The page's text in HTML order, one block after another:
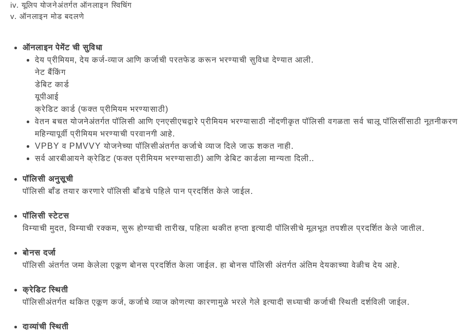
iv. यूलिप योजनेअंतर्गत ऑनलाइन स्विचिंग
v. ऑनलाइन मोड बदलणे
ऑनलाइन पेमेंट ची सुविधा
देय प्रीमियम, देय कर्ज-व्याज आणि कर्जाची परतफेड करून भरण्याची सुविधा देण्यात आली.
नेट बैंकिंग
डेबिट कार्ड
यूपीआई
क्रेडिट कार्ड (फक्त प्रीमियम भरण्यासाठी)
वेतन बचत योजनेअंतर्गत पॉलिसी आणि एनएसीएचद्वारे प्रीमियम भरण्यासाठी नोंदणीकृत पॉलिसी वगळता सर्व चालू पॉलिसींसाठी
महिन्यापूर्वी प्रीमियम भरण्याची परवानगी आहे.
VPBY व PMVVY योजनेच्या पॉलिसीअंतर्गत कर्जाचे व्याज दिले जाऊ शकत नाही.
सर्व आरबीआयने क्रेडिट (फक्त प्रीमियम भरण्यासाठी) आणि डेबिट कार्डला मान्यता दिली..
पॉलिसी अनुसूची
पॉलिसी बाँड तयार करणारे पॉलिसी बाँडचे पहिले पान प्रदर्शित केले जाईल.
पॉलिसी स्टेटस
विम्याची मुदत, विम्याची रक्कम, सुरू होण्याची तारीख, पहिला थकीत हप्ता इत्यादी पॉलिसीचे मूलभूत तपशील प्रदर्शित केले जातील.
बोनस दर्जा
पॉलिसी अंतर्गत जमा केलेला एकूण बोनस प्रदर्शित केला जाईल. हा बोनस पॉलिसी अंतर्गत अंतिम देयकाच्या वेळीच देय आहे.
क्रेडिट स्थिती
पॉलिसीअंतर्गत थकित एकूण कर्ज, कर्जाचे व्याज कोणत्या कारणामुळे भरले गेले इत्यादी सध्याची कर्जाची स्थिती दर्शविली जाईल.
दाव्यांची स्थिती